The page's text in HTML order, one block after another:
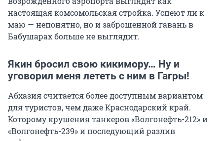
настоящая комсомольская стройка. Успеют ли к
маю — непонятно, но и заброшенной гавань в
Бабушарах больше не выглядит.
Якин бросил свою кикимору… Ну и
уговорил меня лететь с ним в Гагры!
Абхазия считается более доступным вариантом
для туристов, чем даже Краснодарский край.
Которому крушения танкеров «Волгонефть-212» и
«Волгонефть-239» и последующий разлив